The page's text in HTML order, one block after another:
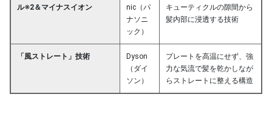
ル※2＆マイナスイオン
nic（パ
ナソニ
ック）
キューティクルの隙間から
髪内部に浸透する技術
「風ストレート」技術
Dyson
（ダイ
ソン）
プレートを高温にせず、強
力な気流で髪を乾かしなが
らストレートに整える構造